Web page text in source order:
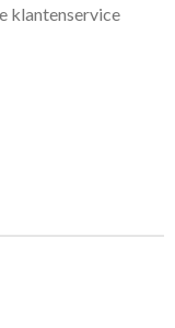
klantenservice